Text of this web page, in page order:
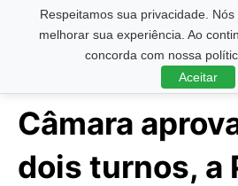
Respeitamos sua privacidade.
melhorar sua experiência. Ao
concorda com nossa
Aceitar
Pesquisar ...
Câmara
dois turnos, a